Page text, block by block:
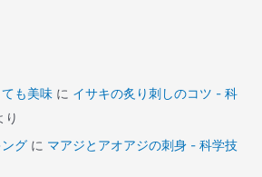
も美味 に イサキの炙り刺しのコツ - 科
り
グ に マアジとアオアジの刺身 - 科学技